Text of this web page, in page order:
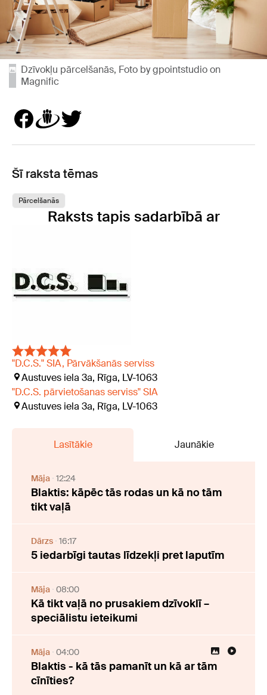
Dzīvokļu pārcelšanās, Foto by gpointstudio on
Magnific
Šī raksta tēmas
Pārcelšanās
Raksts tapis sadarbībā ar
"D.C.S." SIA, Pārvākšanās serviss
Austuves iela 3a, Rīga, LV-1063
"D.C.S. pārvietošanas serviss" SIA
Austuves iela 3a, Rīga, LV-1063
Lasītākie Jaunākie
Māja 12:24
Blaktis: kāpēc tās rodas un kā no tām
tikt vaļā
Dārzs 16:17
5 iedarbīgi tautas līdzekļi pret laputīm
Māja 08:00
Kā tikt vaļā no prusakiem dzīvoklī –
speciālistu ieteikumi
Māja 04:00
Blaktis - kā tās pamanīt un kā ar tām
cīnīties?